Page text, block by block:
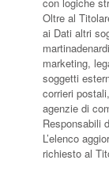
Oltre al
ai Dati altri
marketing,
soggetti
corrieri
agenzie di
Responsabili
L’elenco
richiesto al